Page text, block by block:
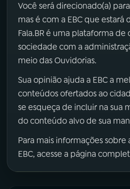
Você será direcionado(a) para
mas é com a EBC que estará
Fala.BR é uma plataforma
sociedade com a
meio das Ouvidorias.
Sua opinião ajuda a EBC a
conteúdos ofertados ao
se esqueça de incluir na sua
do conteúdo alvo de sua
Para mais informações sobre
EBC, acesse a página